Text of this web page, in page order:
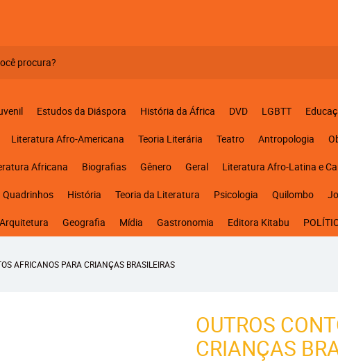
Estudos da Diáspora História da África DVD LGBTT
Literatura Afro-Americana Teoria Literária Teatro Antropologia
Africana Biografias Gênero Geral Literatura Afro-Latina e
Quadrinhos História Teoria da Literatura Psicologia Quilombo
Arquitetura Geografia Mídia Gastronomia Editora Kitabu
AFRICANOS PARA CRIANÇAS BRASILEIRAS
OUTROS
CRIANÇAS